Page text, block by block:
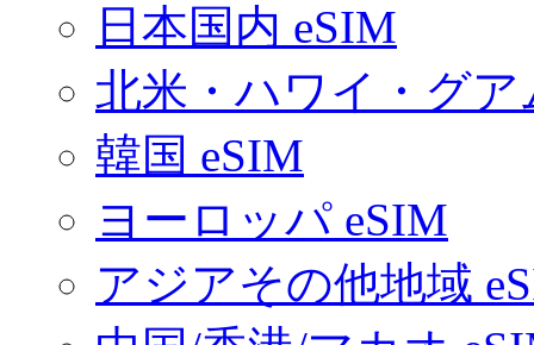
日本国内 eSIM
北米・ハワイ・グア
韓国 eSIM
ヨーロッパ eSIM
アジアその他地域